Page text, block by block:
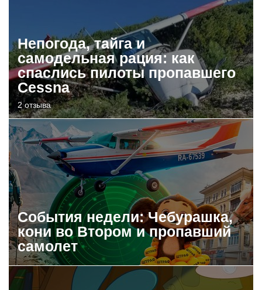
Непогода, тайга и
самодельная рация: как
спаслись пилоты пропавшего
Cessna
2 отзыва
События недели: Чебурашка,
кони во Втором и пропавший
самолет